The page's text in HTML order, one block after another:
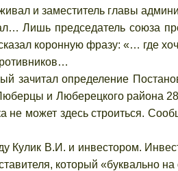
и заместитель главы
Лишь председатель союза
коронную фразу: «… где
определение
и Люберецкого района
не может здесь строиться.
В.И. и инвестором.
который «буквально